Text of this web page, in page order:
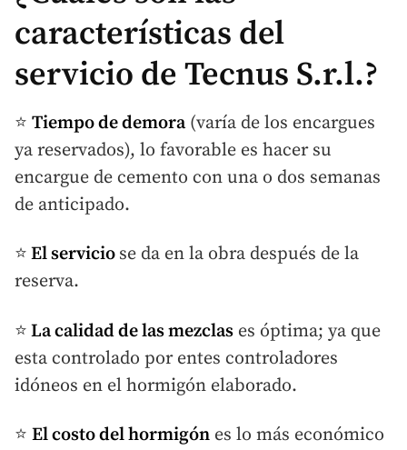
características del
servicio de Tecnus S.r.l.?
⭐ Tiempo de demora (varía de los encargues
ya reservados), lo favorable es hacer su
encargue de cemento con una o dos semanas
de anticipado.
⭐ El servicio se da en la obra después de la
reserva.
⭐ La calidad de las mezclas es óptima; ya que
esta controlado por entes controladores
idóneos en el hormigón elaborado.
⭐ El costo del hormigón es lo más económico